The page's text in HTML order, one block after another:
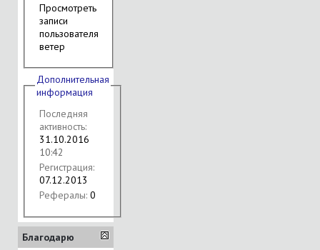
Просмотреть
записи
пользователя
ветер
Дополнительная
информация
Последняя
активность:
31.10.2016
10:42
Регистрация:
07.12.2013
Рефералы:0
Благодарю